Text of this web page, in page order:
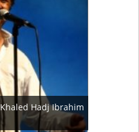
Khaled Hadj Ibrahim